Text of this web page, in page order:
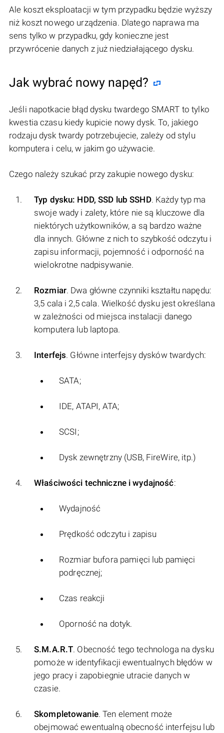
Ale koszt eksploatacji w tym przypadku będzie wyższy
niż koszt nowego urządzenia. Dlatego naprawa ma
sens tylko w przypadku, gdy konieczne jest
przywrócenie danych z już niedziałającego dysku.
Jak wybrać nowy napęd?
Jeśli napotkacie błąd dysku twardego SMART to tylko
kwestia czasu kiedy kupicie nowy dysk. To, jakiego
rodzaju dysk twardy potrzebujecie, zależy od stylu
komputera i celu, w jakim go używacie.
Czego należy szukać przy zakupie nowego dysku:
Typ dysku: HDD, SSD lub SSHD. Każdy typ ma
swoje wady i zalety, które nie są kluczowe dla
niektórych użytkowników, a są bardzo ważne
dla innych. Główne z nich to szybkość odczytu i
zapisu informacji, pojemność i odporność na
wielokrotne nadpisywanie.
Rozmiar. Dwa główne czynniki kształtu napędu:
3,5 cala i 2,5 cala. Wielkość dysku jest określana
w zależności od miejsca instalacji danego
komputera lub laptopa.
Interfejs. Główne interfejsy dysków twardych:
SATA;
IDE, ATAPI, ATA;
SCSI;
Dysk zewnętrzny (USB, FireWire, itp.)
Właściwości techniczne i wydajność:
Wydajność
Prędkość odczytu i zapisu
Rozmiar bufora pamięci lub pamięci
podręcznej;
Czas reakcji
Oporność na dotyk.
S.M.A.R.T. Obecność tego technologa na dysku
pomoże w identyfikacji ewentualnych błędów w
jego pracy i zapobiegnie utracie danych w
czasie.
Skompletowanie. Ten element może
obejmować ewentualną obecność interfejsu lub